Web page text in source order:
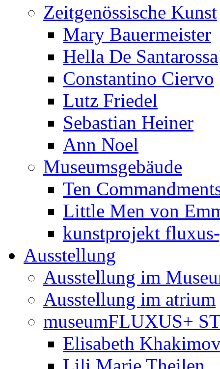
Zeitgenössische Kunst
Mary Bauermeister
Hella De Santarossa
Constantino Ciervo
Lutz Friedel
Sebastian Heiner
Ann Noel
Museumsgebäude
Ten
Little Men von
kunstprojekt
Ausstellung
Ausstellung im
Ausstellung im atrium
museumFLUXUS+
Elisabeth